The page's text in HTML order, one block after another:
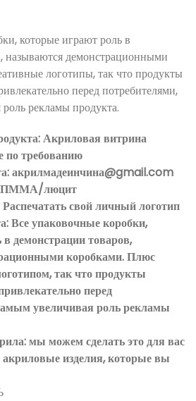
которые играют роль в
называются демонстрационными
логотипы, так что продукты
перед потребителями,
рекламы продукта.
Акриловая витрина
по требованию
акрилмадеинчина@gmail.com
ПММА/люцит
свой личный логотип
Все упаковочные коробки,
демонстрации товаров,
коробками. Плюс
так что продукты
перед
увеличивая роль рекламы
мы можем сделать это для вас
акриловые изделия, которые вы